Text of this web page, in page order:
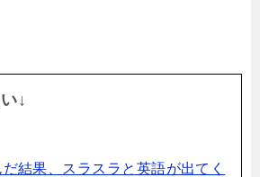
↓
結果、スラスラと英語が出てく